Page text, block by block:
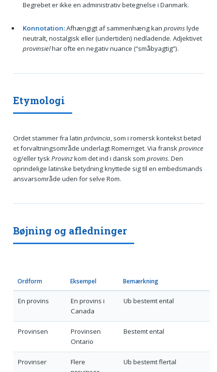
Begrebet er ikke en administrativ betegnelse i Danmark.
Konnotation:Afhængigt af sammenhæng kan provinslyde
neutralt, nostalgisk eller (undertiden) nedladende. Adjektivet
provinsielhar ofte en negativ nuance (“småbyagtig”).
Etymologi
Ordet stammer fra latin prōvincia, som i romersk kontekst betød
et forvaltningsområde underlagt Romerriget. Via franskprovince
og/eller tyskProvinzkom det ind i dansk som provins. Den
oprindelige latinske betydning knyttede sig til en embedsmands
ansvarsområde uden for selve Rom.
Bøjning og afledninger
Ordform Eksempel Bemærkning
En provins
En provins i
Canada
Ub bestemt ental
Provinsen
Provinsen
Ontario
Bestemt ental
Provinser
Flere
Ub bestemt flertal